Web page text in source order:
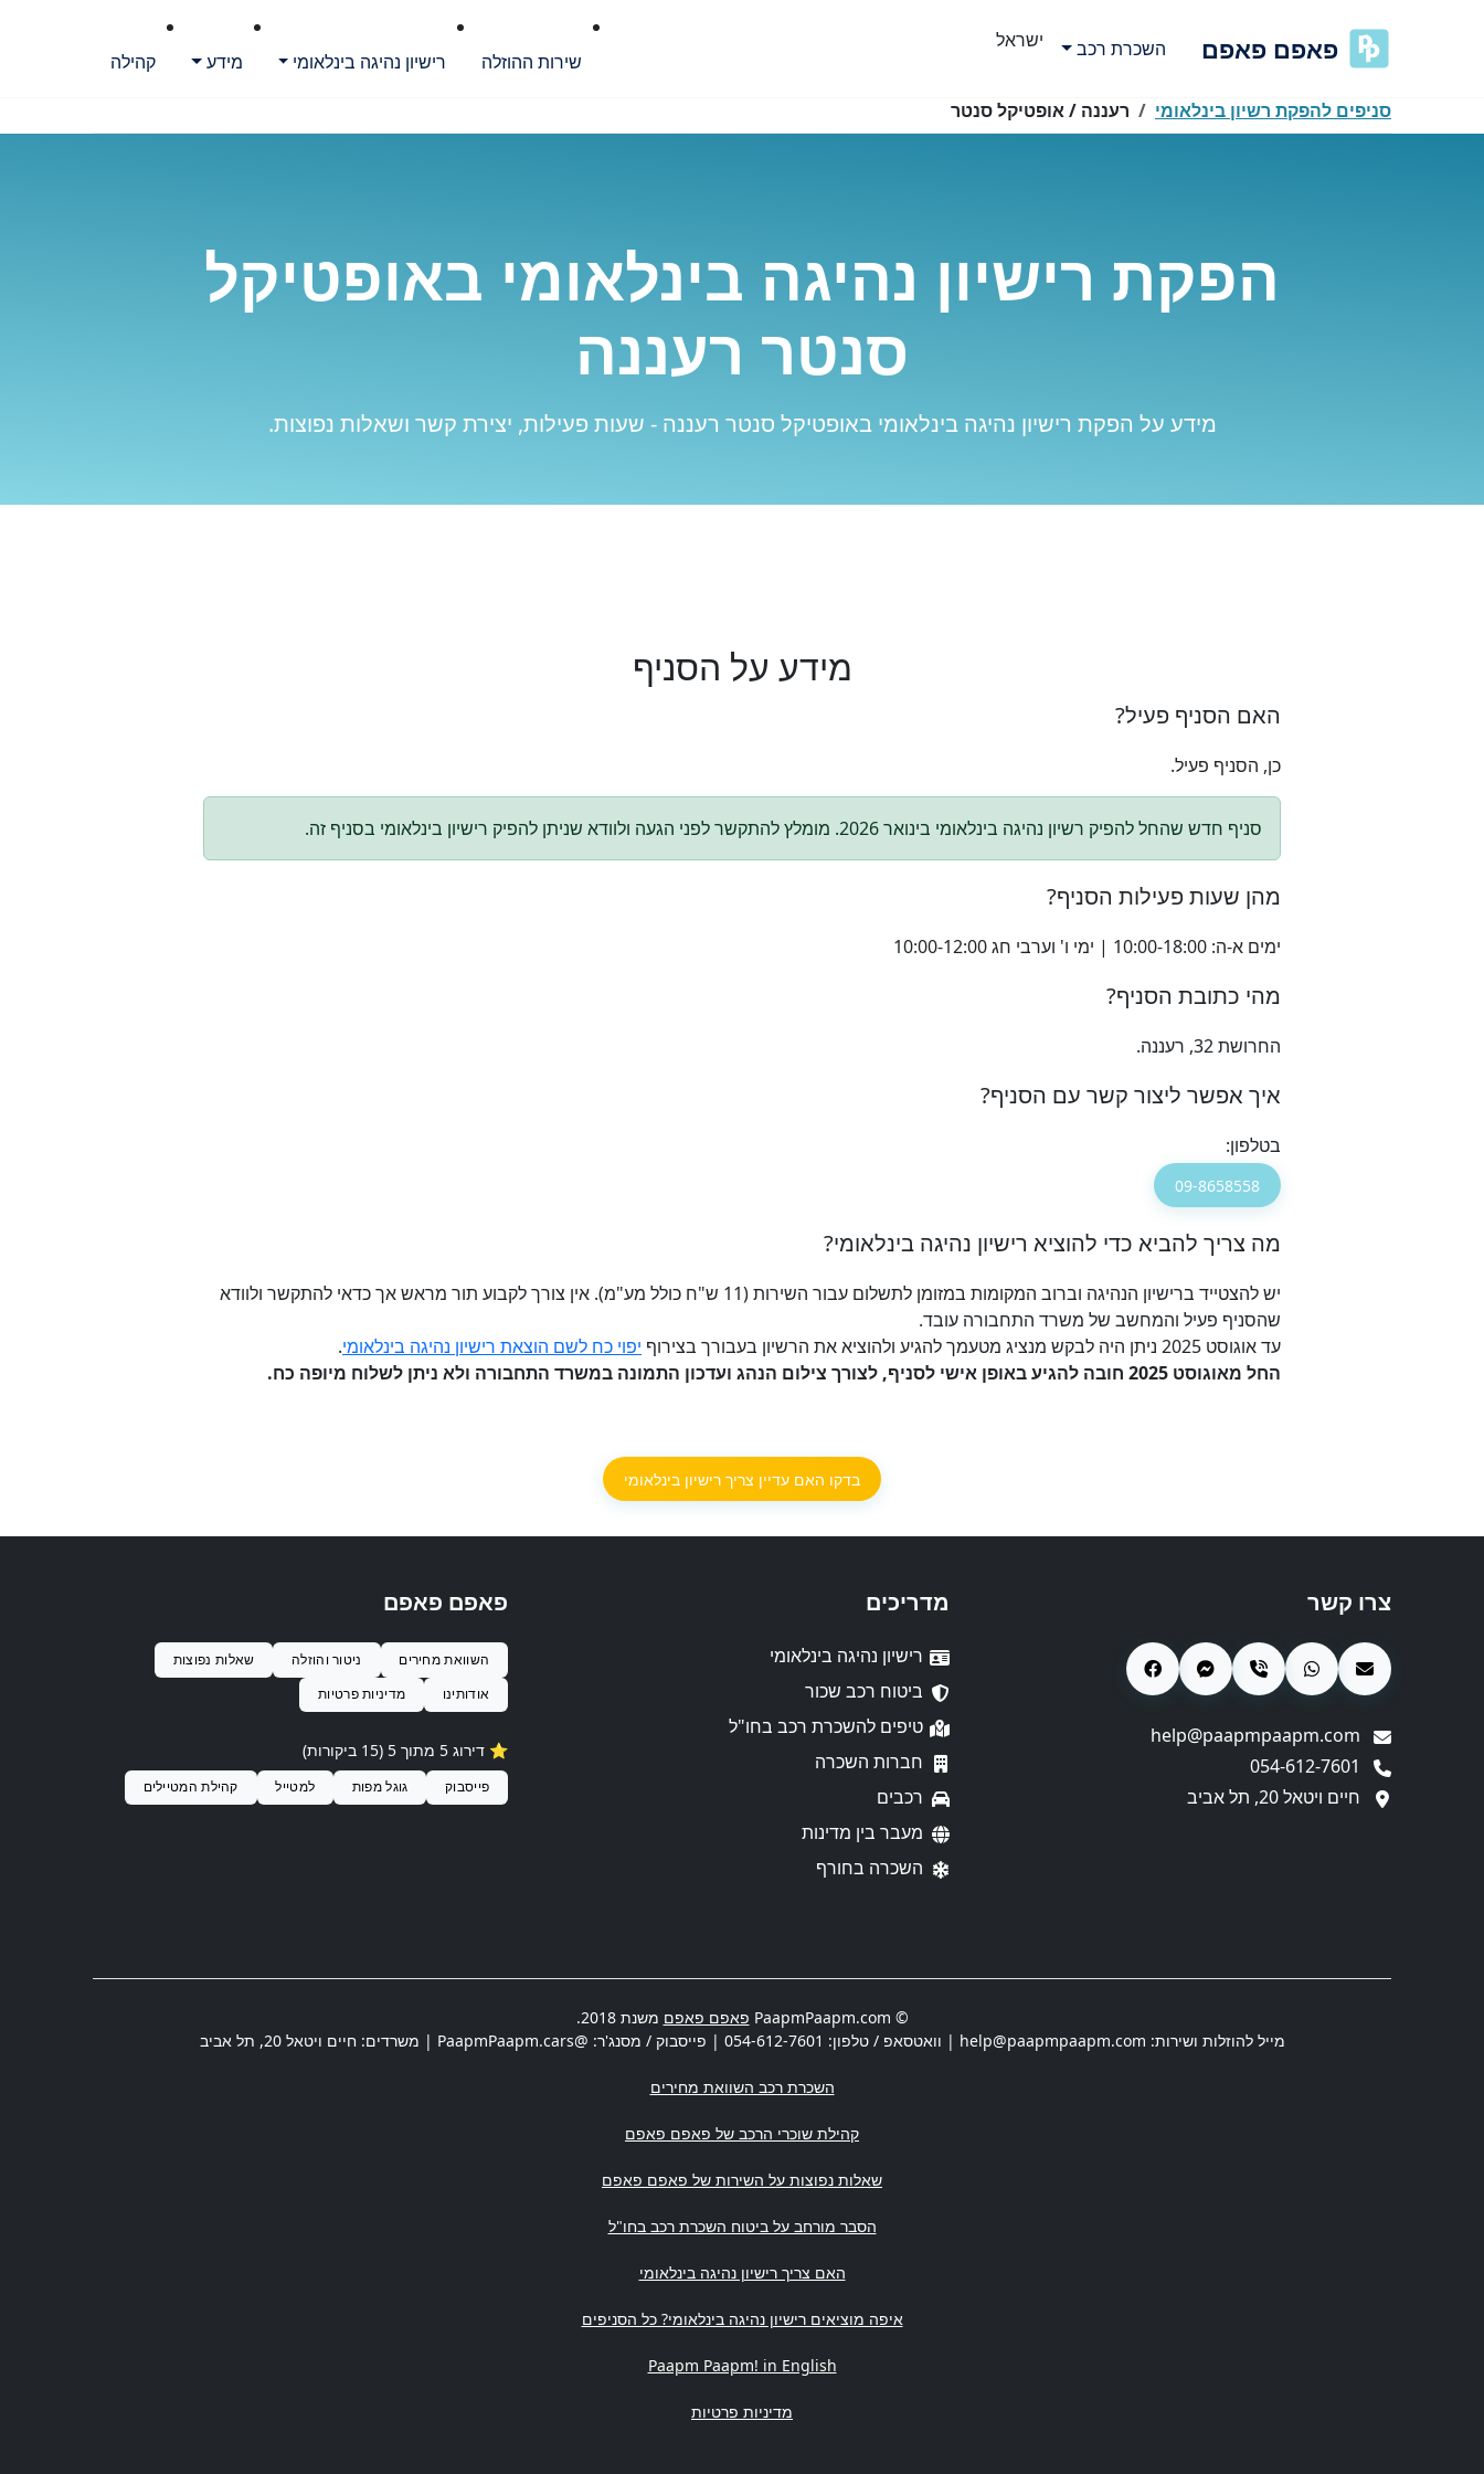
פאפם פאפם השכרת רכב
ישראל
שירות ההוזלה
רישיון נהיגה בינלאומי מידע
קהילה
סניפים להפקת רשיון בינלאומי
רעננה / אופטיקל סנטר
הפקת רישיון נהיגה בינלאומי באופטיקל
סנטר רעננה
מידע על הפקת רישיון נהיגה בינלאומי באופטיקל סנטר רעננה - שעות פעילות, יצירת קשר ושאלות נפוצות.
מידע על הסניף
האם הסניף פעיל?
כן, הסניף פעיל.
סניף חדש שהחל להפיק רשיון נהיגה בינלאומי בינואר 2026. מומלץ להתקשר לפני הגעה ולוודא שניתן להפיק רישיון בינלאומי בסניף זה.
מהן שעות פעילות הסניף?
ימים א-ה: 10:00-18:00 | ימי ו' וערבי חג 10:00-12:00
מהי כתובת הסניף?
החרושת 32, רעננה.
איך אפשר ליצור קשר עם הסניף?
בטלפון:
09-8658558
מה צריך להביא כדי להוציא רישיון נהיגה בינלאומי?
יש להצטייד ברישיון הנהיגה וברוב המקומות במזומן לתשלום עבור השירות (11 ש"ח כולל מע"מ). אין צורך לקבוע תור מראש אך כדאי להתקשר ולוודא
שהסניף פעיל והמחשב של משרד התחבורה עובד.
עד אוגוסט 2025 ניתן היה לבקש מנציג מטעמך להגיע ולהוציא את הרשיון בעבורך בצירוף
יפוי כח לשם הוצאת רישיון נהיגה בינלאומי.
החל מאוגוסט 2025 חובה להגיע באופן אישי לסניף, לצורך צילום הנהג ועדכון התמונה במשרד התחבורה ולא ניתן לשלוח מיופה כח.
בדקו האם עדיין צריך רישיון בינלאומי
צרו קשר
חיים ויטאל 20, תל אביב
מדריכים
רישיון נהיגה בינלאומי
ביטוח רכב שכור
טיפים להשכרת רכב בחו"ל
חברות השכרה
רכבים
מעבר בין מדינות
השכרה בחורף
פאפם פאפם
השוואת מחירים ניטור והוזלה
שאלות נפוצות
אודותינו
מדיניות פרטיות
⭐️ דירוג 5 מתוך 5 ( 15 ביקורות)
פייסבוק גוגל מפות למטייל קהילת המטיילים
© PaapmPaapm.com פאפם פאפם משנת 2018.
מייל להוזלות ושירות: help@paapmpaapm.com | וואטסאפ / טלפון: 054-612-7601 | פייסבוק / מסנג'ר: @PaapmPaapm.cars | משרדים: חיים ויטאל 20 , תל אביב
השכרת רכב השוואת מחירים
קהילת שוכרי הרכב של פאפם פאפם
שאלות נפוצות על השירות של פאפם פאפם
הסבר מורחב על ביטוח השכרת רכב בחו"ל
האם צריך רישיון נהיגה בינלאומי
איפה מוציאים רישיון נהיגה בינלאומי? כל הסניפים
Paapm Paapm! in English
מדיניות פרטיות